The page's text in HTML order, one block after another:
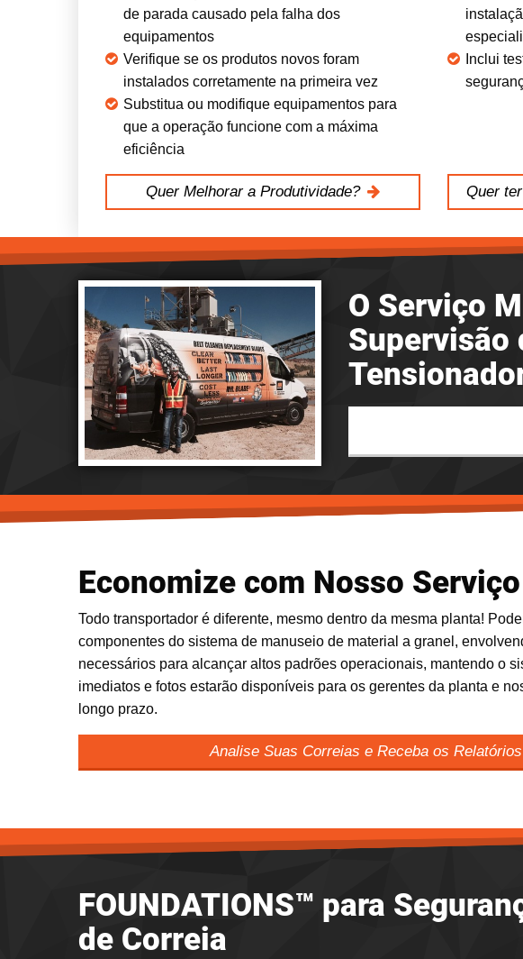
de parada causado pela falha dos
equipamentos
Verifique se os produtos novos foram
instalados corretamente na primeira vez
Substitua ou modifique equipamentos para
que a operação funcione com a máxima
eficiência
Quer Melhorar a Produtividade?
Inclui
Quer
O Serviço
Supervisão
Economize com Nosso
Todo transportador é diferente, mesmo dentro da mesma planta!
componentes do sistema de manuseio de material a granel,
necessários para alcançar altos padrões operacionais, mantendo o
imediatos e fotos estarão disponíveis para os gerentes da planta e
longo prazo.
Analise Suas Correias e Receba os
FOUNDATIONS™ para
de Correia